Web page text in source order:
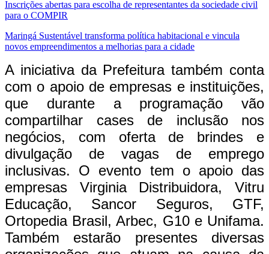
Inscrições abertas para escolha de representantes da sociedade civil
para o COMPIR
Maringá Sustentável transforma política habitacional e vincula
novos empreendimentos a melhorias para a cidade
A iniciativa da Prefeitura também conta
com o apoio de empresas e instituições,
que durante a programação vão
compartilhar cases de inclusão nos
negócios, com oferta de brindes e
divulgação de vagas de emprego
inclusivas. O evento tem o apoio das
empresas Virginia Distribuidora, Vitru
Educação, Sancor Seguros, GTF,
Ortopedia Brasil, Arbec, G10 e Unifama.
Também estarão presentes diversas